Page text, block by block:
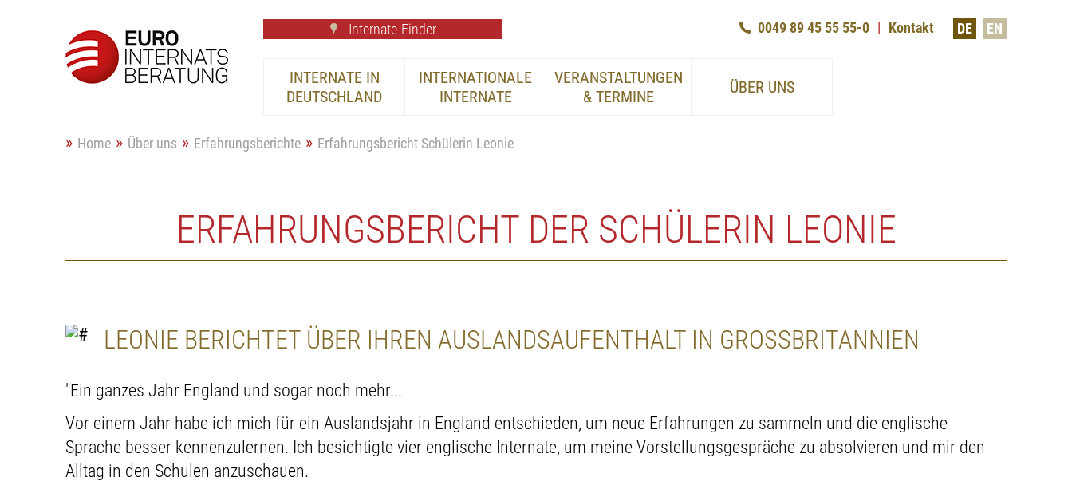
Internate-Finder EN
DE
Kontakt
0049 89 45 55 55-0
INTERNATE IN
DEUTSCHLAND
INTERNATIONALE
INTERNATE
VERANSTALTUNGEN
& TERMINE
ÜBER UNS
Home Über uns Erfahrungsberichte Erfahrungsbericht Schülerin Leonie
ERFAHRUNGSBERICHT DER SCHÜLERIN LEONIE
LEONIE BERICHTET ÜBER IHREN AUSLANDSAUFENTHALT IN GROSSBRITANNIEN
"Ein ganzes Jahr England und sogar noch mehr...
Vor einem Jahr habe ich mich für ein Auslandsjahr in England entschieden, um neue Erfahrungen zu sammeln und die englische
Sprache besser kennenzulernen. Ich besichtigte vier englische Internate, um meine Vorstellungsgespräche zu absolvieren und mir den
Alltag in den Schulen anzuschauen.